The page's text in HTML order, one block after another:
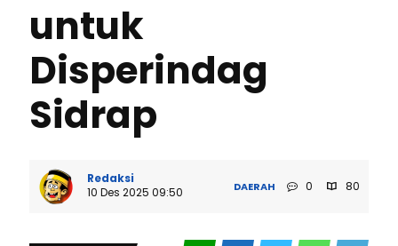
untuk
Disperindag
Sidrap
Redaksi
10 Des 2025 09:50
DAERAH 0 80